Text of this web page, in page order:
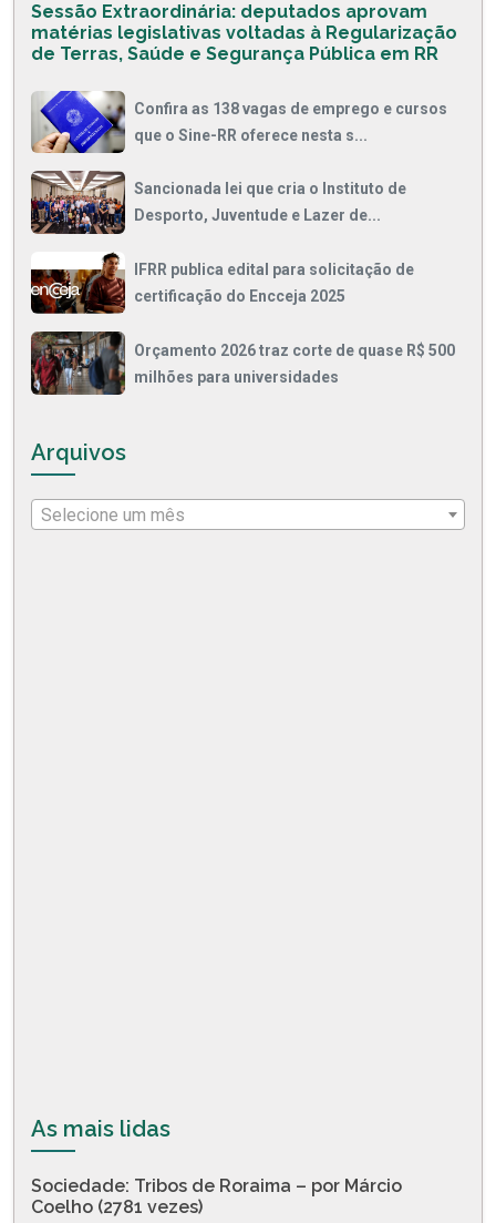
Sessão Extraordinária: deputados aprovam
matérias legislativas voltadas à Regularização
de Terras, Saúde e Segurança Pública em RR
Confira as 138 vagas de emprego e cursos
que o Sine-RR oferece nesta s...
Sancionada lei que cria o Instituto de
Desporto, Juventude e Lazer de...
IFRR publica edital para solicitação de
certificação do Encceja 2025
Orçamento 2026 traz corte de quase R$ 500
milhões para universidades
Arquivos
Selecione um mês
As mais lidas
Sociedade: Tribos de Roraima – por Márcio
Coelho (2781 vezes)